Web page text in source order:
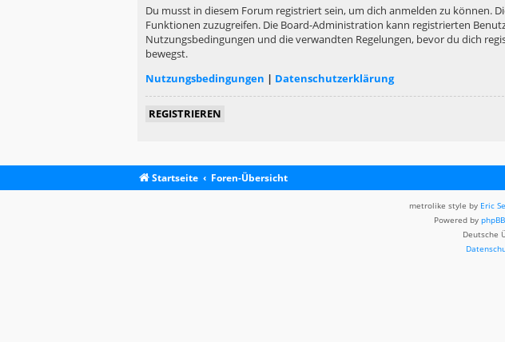
Du musst in diesem Forum registriert sein, um dich anmelden zu können.
Funktionen zuzugreifen. Die Board-Administration kann registrierten
Nutzungsbedingungen und die verwandten Regelungen, bevor du dich
bewegst.
Nutzungsbedingungen | Datenschutzerklärung
REGISTRIEREN
Startseite Foren-Übersicht
metrolike style by Eric
Powered by phpBB
Deutsche